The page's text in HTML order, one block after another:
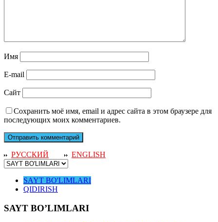
Имя
E-mail
Сайт
Сохранить моё имя, email и адрес сайта в этом браузере для
последующих моих комментариев.
РУССКИЙ ENGLISH
SAYT BO'LIMLARI
QIDIRISH
SAYT BO’LIMLARI